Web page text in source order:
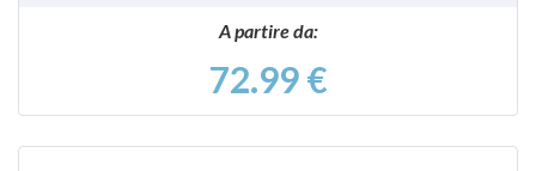
A partire da:
72.99 €